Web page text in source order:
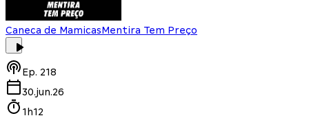
Caneca de MamicasMentira Tem Preço
Ep. 218
30.jun.26
1h12